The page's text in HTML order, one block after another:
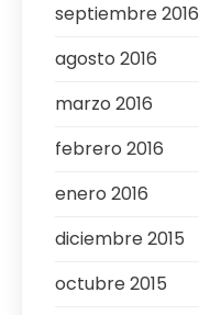
septiembre 2016
agosto 2016
marzo 2016
febrero 2016
enero 2016
diciembre 2015
octubre 2015